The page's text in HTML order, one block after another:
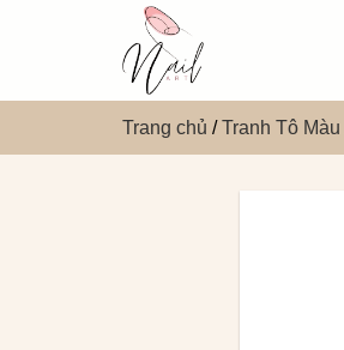
dung
Trang chủ /Tranh Tô Màu